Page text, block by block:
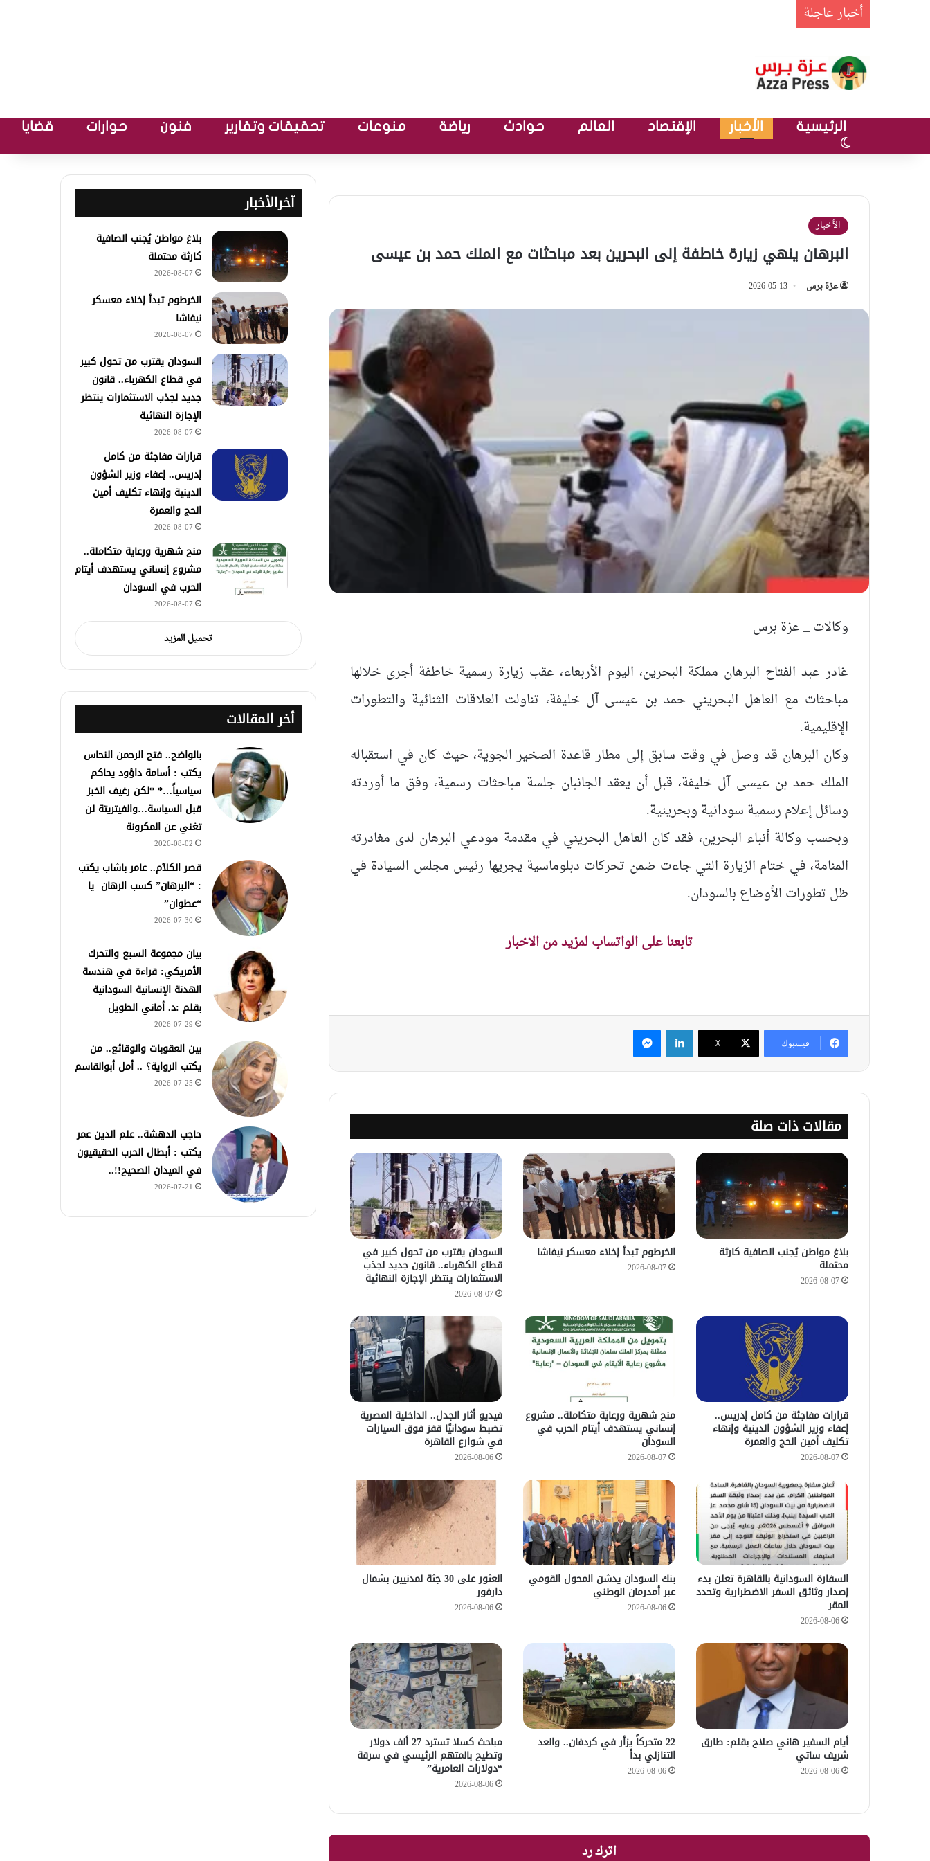
أخبار عاجلة
الرئيسية الأخبار الإقتصاد العالم حوادث رياضة منوعات تحقيقات وتقارير فنون حوارات قضايا
الوضع المظلم
الأخبار
البرهان ينهي زيارة خاطفة إلى البحرين بعد مباحثات مع الملك حمد بن عيسى
عزة برس 2026-05-13
وكالات _ عزة برس
غادر عبد الفتاح البرهان مملكة البحرين، اليوم الأربعاء، عقب زيارة رسمية خاطفة أجرى خلالها
مباحثات مع العاهل البحريني حمد بن عيسى آل خليفة، تناولت العلاقات الثنائية والتطورات
الإقليمية.
وكان البرهان قد وصل في وقت سابق إلى مطار قاعدة الصخير الجوية، حيث كان في استقباله
الملك حمد بن عيسى آل خليفة، قبل أن يعقد الجانبان جلسة مباحثات رسمية، وفق ما أوردته
وسائل إعلام رسمية سودانية وبحرينية.
وبحسب وكالة أنباء البحرين، فقد كان العاهل البحريني في مقدمة مودعي البرهان لدى مغادرته
المنامة، في ختام الزيارة التي جاءت ضمن تحركات دبلوماسية يجريها رئيس مجلس السيادة في
ظل تطورات الأوضاع بالسودان.
تابعنا على الواتساب لمزيد من الاخبار
فيسبوك ‫X
لينكدإن ماسنجر
مقالات ذات صلة
بلاغ مواطن يُجنب الصافية كارثة
محتملة
2026-08-07
الخرطوم تبدأ إخلاء معسكر نيفاشا
2026-08-07
السودان يقترب من تحول كبير في
قطاع الكهرباء.. قانون جديد لجذب
الاستثمارات ينتظر الإجازة النهائية
2026-08-07
قرارات مفاجئة من كامل إدريس..
إعفاء وزير الشؤون الدينية وإنهاء
تكليف أمين الحج والعمرة
2026-08-07
منح شهرية ورعاية متكاملة.. مشروع
إنساني يستهدف أيتام الحرب في
السودان
2026-08-07
فيديو أثار الجدل.. الداخلية المصرية
تضبط سودانيًا قفز فوق السيارات
في شوارع القاهرة
2026-08-06
السفارة السودانية بالقاهرة تعلن بدء
إصدار وثائق السفر الاضطرارية وتحدد
المقر
2026-08-06
بنك السودان يدشن المحول القومي
عبر أمدرمان الوطني
2026-08-06
العثور على 30 جثة لمدنيين بشمال
دارفور
2026-08-06
أيام السفير هاني صلاح بقلم: طارق
شريف ساتي
2026-08-06
22 متحركاً يزأر في كردفان.. والعد
التنازلي بدأ
2026-08-06
مباحث كسلا تسترد 27 ألف دولار
وتطيح بالمتهم الرئيسي في سرقة
“دولارات العامرية”
2026-08-06
اترك رد
آخرالأخبار
بلاغ مواطن يُجنب الصافية
كارثة محتملة
2026-08-07
الخرطوم تبدأ إخلاء معسكر
نيفاشا
2026-08-07
السودان يقترب من تحول كبير
في قطاع الكهرباء.. قانون
جديد لجذب الاستثمارات ينتظر
الإجازة النهائية
2026-08-07
قرارات مفاجئة من كامل
إدريس.. إعفاء وزير الشؤون
الدينية وإنهاء تكليف أمين
الحج والعمرة
2026-08-07
منح شهرية ورعاية متكاملة..
مشروع إنساني يستهدف أيتام
الحرب في السودان
2026-08-07
تحميل المزيد
أخر المقالات
بالواضح.. فتح الرحمن النحاس
يكتب : أسامة داؤود يحاكم
سياسياً…* *لكن رغيف الخبز
قبل السياسة…والفيتريتة لن
تغني عن المكرونة
2026-08-02
قصر الكلآم.. عامر باشاب يكتب
: “البرهان” كسب الرهان يا
“عطوان”
2026-07-30
بيان مجموعة السبع والتحرك
الأمريكي: قراءة في هندسة
الهدنة الإنسانية السودانية
بقلم :د. أماني الطويل
2026-07-29
بين العقوبات والوقائع.. من
يكتب الرواية؟ .. أمل أبوالقاسم
2026-07-25
حاجب الدهشة.. علم الدين عمر
يكتب : أبطال الحرب الحقيقيون
في الميدان الصحيح!!..
2026-07-21